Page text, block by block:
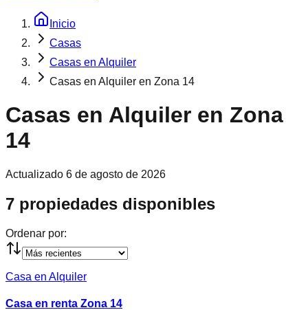
Inicio
Casas
Casas en Alquiler
Casas en Alquiler en Zona 14
Casas en Alquiler en Zona
14
Actualizado 6 de agosto de 2026
7 propiedades disponibles
Ordenar por:
Casa en Alquiler
Casa en renta Zona 14